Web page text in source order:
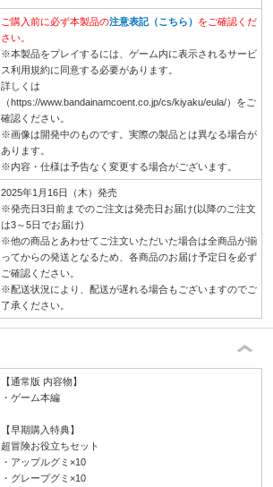
ご購入前に必ず本製品の注意表記（こちら） をご確認くだ
さい。
※本製品をプレイするには、ゲーム内に表示されるサービ
ス利用規約に同意する必要があります。
­詳しくは
（https://www.bandainamcoent.co.jp/cs/kiyaku/eula/）をご
確認ください。
※画像は開発中のものです。実際の製品とは異なる場合が
あります。
※内容・仕様は予告なく変更する場合がございます。
2025年1月16日（木）発売
※発売日3日前までのご注文は発売日お届け(以降のご注文
は3～5日でお届け)
※他の商品とあわせてご注文いただいた場合は全商品が揃
ってからの発送となるため、各商品のお届け予定日を必ず
ご確認ください。
※配送状況により、配送が遅れる場合もございますのでご
了承ください。
【通常版 内容物】
・ゲーム本編
【早期購入特典】
超冒険お役立ちセット
・アップルグミ×10
・グレープグミ×10